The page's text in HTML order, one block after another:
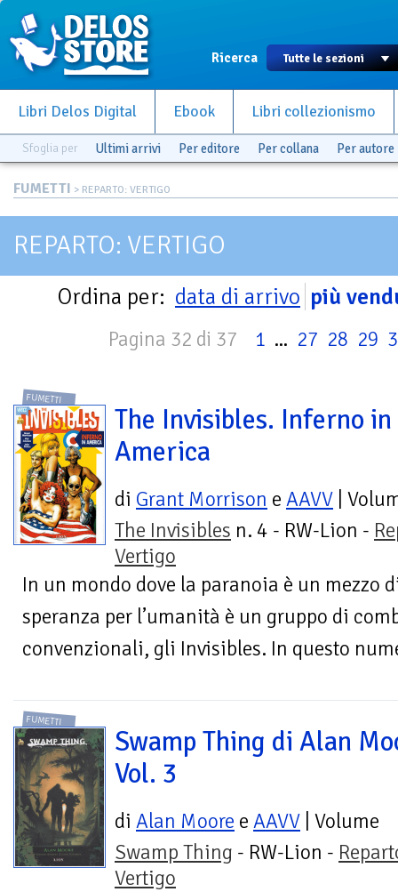
Ricerca
Libri Delos Digital Ebook Libri collezionismo
Sfoglia per Ultimi arrivi Per editore Per collana Per autore
FUMETTI > REPARTO: VERTIGO
REPARTO: VERTIGO
Ordina per: data di arrivo più
Pagina 32 di 37 1 ... 27 28 29
FUMETTI
The Invisibles. Inferno in
America
di Grant Morrison e AAVV |
The Invisibles n. 4 - RW-Lion -
Vertigo
In un mondo dove la paranoia è un mezzo
speranza per l’umanità è un gruppo di
convenzionali, gli Invisibles. In questo
FUMETTI
Swamp Thing di Alan
Vol. 3
di Alan Moore e AAVV | Volume
Swamp Thing - RW-Lion -
Vertigo